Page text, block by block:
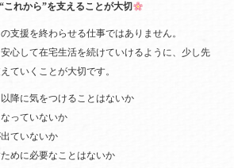
れから”を支えることが大切
支援を終わらせる仕事ではありません。
心して在宅生活を続けていけるように、少し先
ていくことが大切です。
降に気をつけることはないか
っていないか
ていないか
めに必要なことはないか